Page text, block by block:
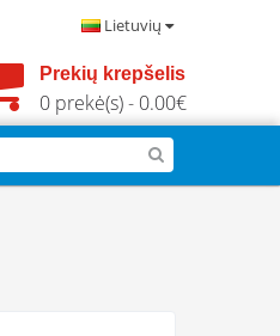
Lietuvių
Prekių krepšelis
0 prekė(s) - 0.00€